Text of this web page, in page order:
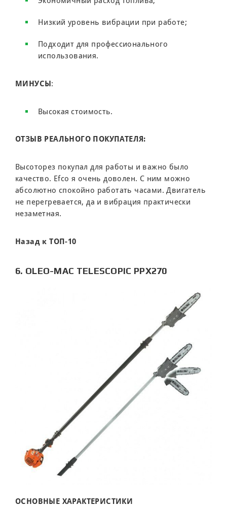
Низкий уровень вибрации при работе;
Подходит для профессионального
использования.
МИНУСЫ:
Высокая стоимость.
ОТЗЫВ РЕАЛЬНОГО ПОКУПАТЕЛЯ:
Высоторез покупал для работы и важно было
качество. Efco я очень доволен. С ним можно
абсолютно спокойно работать часами. Двигатель
не перегревается, да и вибрация практически
незаметная.
Назад к ТОП-10
6. OLEO-MAC TELESCOPIC PPX270
ОСНОВНЫЕ ХАРАКТЕРИСТИКИ